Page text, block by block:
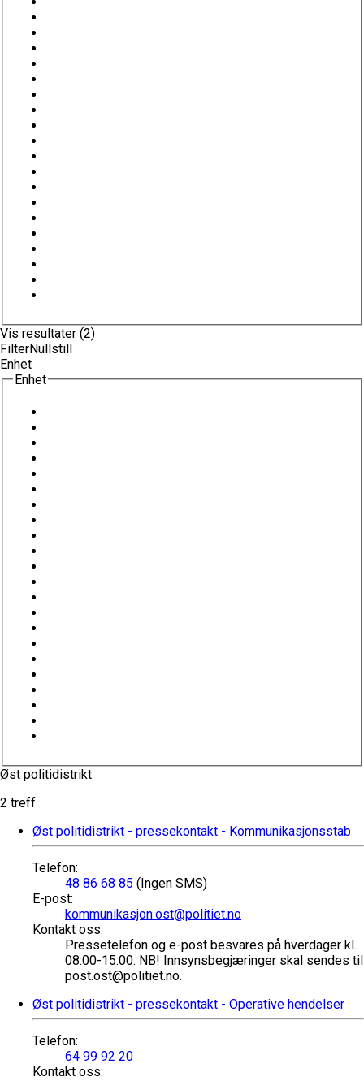
Vis resultater (2)
FilterNullstill
Enhet
Enhet
Øst politidistrikt
2 treff
Øst politidistrikt - pressekontakt - Kommunikasjonsstab
Telefon:
48 86 68 85 (Ingen SMS)
E-post:
kommunikasjon.ost@politiet.no
Kontakt oss:
Pressetelefon og e-post besvares på hverdager kl.
08:00-15:00. NB! Innsynsbegjæringer skal sendes til
post.ost@politiet.no.
Øst politidistrikt - pressekontakt - Operative hendelser
Telefon:
64 99 92 20
Kontakt oss: